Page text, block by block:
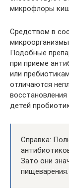
микрофлоры
Средством в
Подобные
при приеме
или
отличаются
детей
Справка:
Зато они
пищеварения.